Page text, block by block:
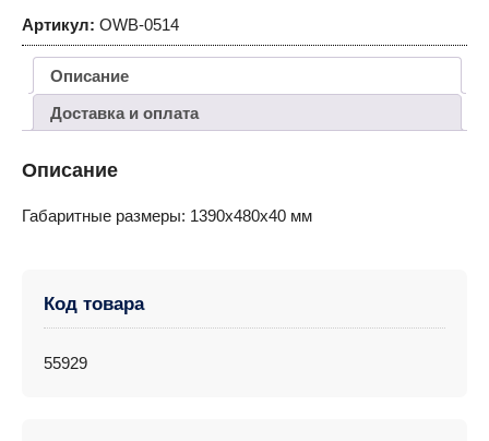
Артикул: OWB-0514
Описание
Доставка и оплата
Описание
Габаритные размеры: 1390х480х40 мм
Код товара
55929